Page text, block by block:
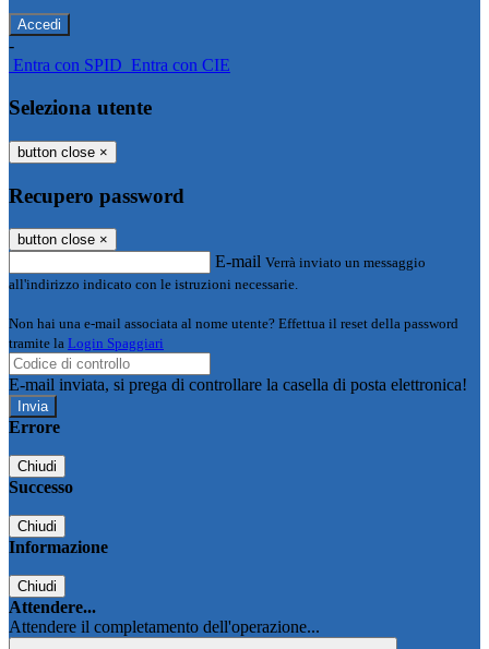
-
Entra con SPID Entra con CIE
Seleziona utente
button close ×
Recupero password
button close ×
E-mail Verrà inviato un messaggio
all'indirizzo indicato con le istruzioni necessarie.
Non hai una e-mail associata al nome utente? Effettua il reset della password
tramite la Login Spaggiari
E-mail inviata, si prega di controllare la casella di posta elettronica!
Errore
Chiudi
Successo
Chiudi
Informazione
Chiudi
Attendere...
Attendere il completamento dell'operazione...